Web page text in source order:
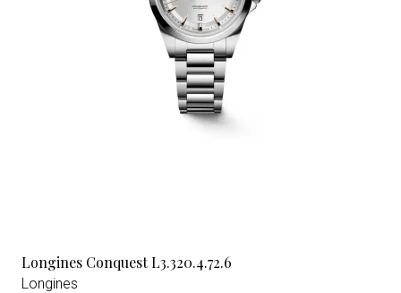
Longines Conquest L3.320.4.72.6
Longines